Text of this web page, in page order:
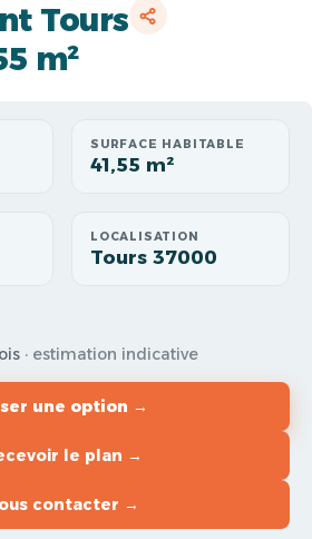
Tours
m²
SURFACE HABITABLE
41,55 m²
LOCALISATION
Tours 37000
· estimation indicative
une option →
le plan →
contacter →